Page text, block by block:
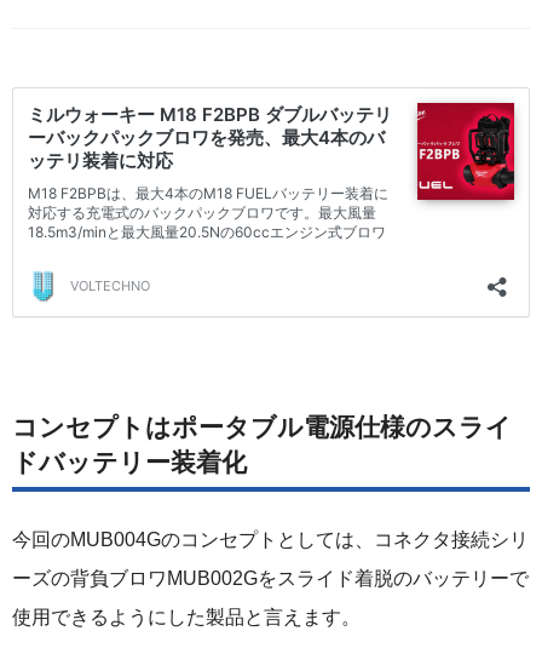
コンセプトはポータブル電源仕様のスライ
ドバッテリー装着化
今回のMUB004Gのコンセプトとしては、コネクタ接続シリ
ーズの背負ブロワMUB002Gをスライド着脱のバッテリーで
使用できるようにした製品と言えます。